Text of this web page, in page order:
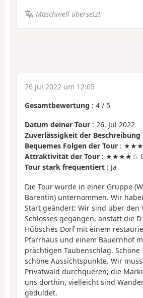
Maschinell übersetzt
26 Jul 2022 um 12:05
Gesamtbewertung : 4 / 5
Datum deiner Tour : 26. Jul 2022
Zuverlässigkeit der Beschreibung
Bequemes Folgen der Tour :
Attraktivität der Tour : ★★★★☆
Tour stark frequentiert : Ja
Die Tour wurde in einer Gruppe
Barentin) unternommen. Wir
Start geändert: Wir sind über den
Schlosses gegangen, anstatt die
Hübsches Dorf mit einem
Pfarrhaus und einem Bauernhof
prächtigen Taubenschlag.
schöne Aussichtspunkte. Wir
Privatwald durchqueren; die
uns dorthin, vielleicht sind
geduldet.